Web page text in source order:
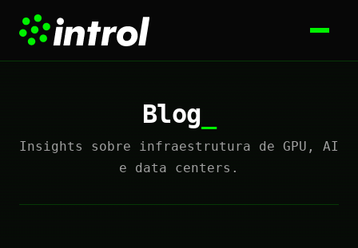
Blog
Insights sobre infraestrutura de GPU, AI
e data centers.